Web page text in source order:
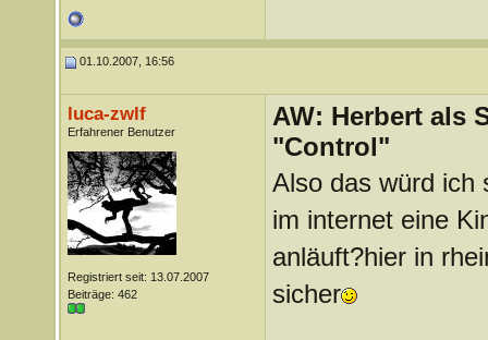
01.10.2007, 16:56
luca-zwlf
Erfahrener Benutzer
Registriert seit: 13.07.2007
Beiträge: 462
AW: Herbert als
"Control"
Also das würd ich
im internet eine
anläuft?hier in
sicher